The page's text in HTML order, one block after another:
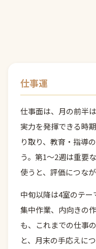
仕事運
仕事面は、月の前半
実力を発揮できる時
り取り、教育・指導
う。第1〜2週は重要
使うと、評価につなが
中旬以降は4室のテ
集中作業、内向きの
も、これまでの仕事
と、月末の手応えに